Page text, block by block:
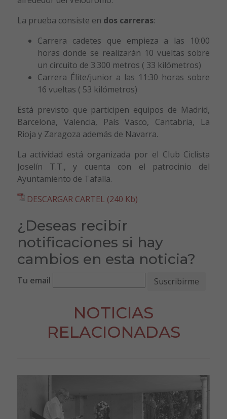
La prueba consiste en dos carreras:
Carrera cadetes que empieza a las 10:00
horas donde se realizarán 10 vueltas sobre
un circuito de 3.300 metros ( 33 kilómetros)
Carrera Élite/junior a las 11:30 horas sobre
16 vueltas ( 53 kilómetros)
Está previsto que participen equipos de Madrid,
Barcelona, Valencia, País Vasco, Cantabria, La
Rioja y Zaragoza además de Navarra.
La actividad está organizada por el Club Ciclista
Joselín T.T., y cuenta con el patrocinio del
Ayuntamiento de Tafalla.
DESCARGAR CARTEL (240 Kb)
¿Deseas recibir
notificaciones si hay
cambios en esta noticia?
Tu email
NOTICIAS
RELACIONADAS